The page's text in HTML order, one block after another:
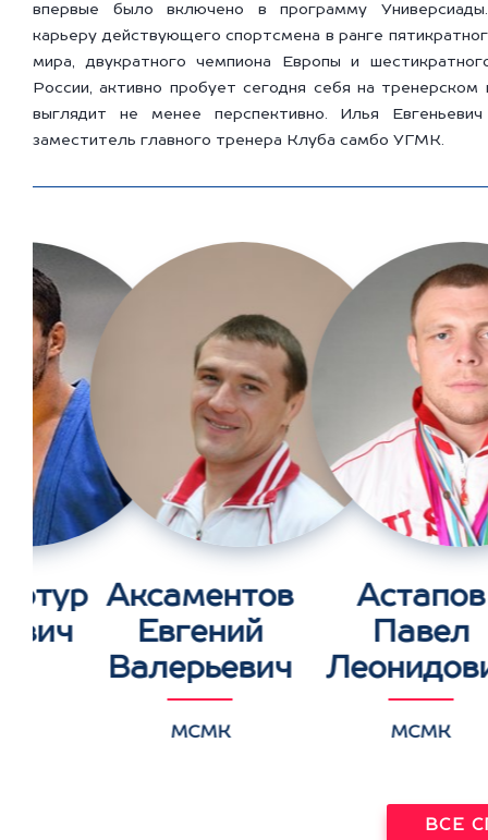
впервые было включено в программу
карьеру действующего спортсмена в ранге
мира, двукратного чемпиона Европы и
России, активно пробует сегодня себя на
выглядит не менее перспективно. Илья
заместитель главного тренера Клуба самбо УГМК.
Аксаментов
Евгений
Валерьевич
МСМК
Астапов
Павел
МСМК
ВСЕ